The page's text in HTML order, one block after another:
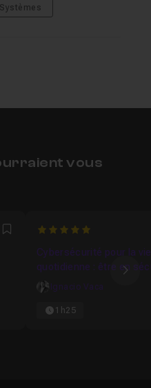
vous
Favori
5
Cybersécurité pour la vie
quotidienne : être en
sur internet
Ignacio Vaca
1h25